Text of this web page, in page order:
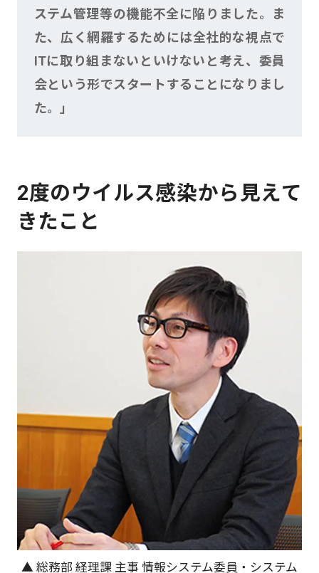
ステム管理等の機能不全に陥りました。ま
た、広く網羅するためには全社的な視点で
ITに取り組まないといけないと考え、委員
会という形でスタートすることになりまし
た。」
2度のウイルス感染から見えて
きたこと
▲ 総務部 経理課 主事 情報システム委員・システム